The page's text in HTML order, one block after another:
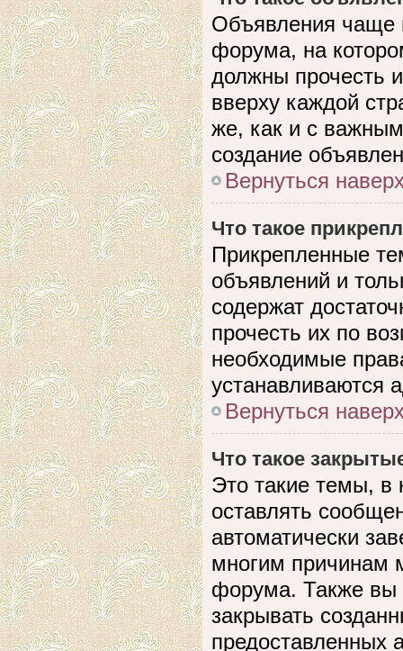
Объявления чаще
форума, на
должны прочесть
вверху каждой
же, как и с
создание
Вернуться
Что такое
Прикрепленные
объявлений и
содержат
прочесть их по
необходимые
устанавливаются
Вернуться
Что такое
Это такие темы, в
оставлять
автоматически
многим причинам
форума. Также вы
закрывать
предоставленных